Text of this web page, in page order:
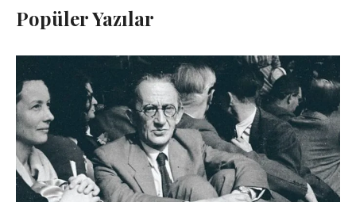
Popüler Yazılar